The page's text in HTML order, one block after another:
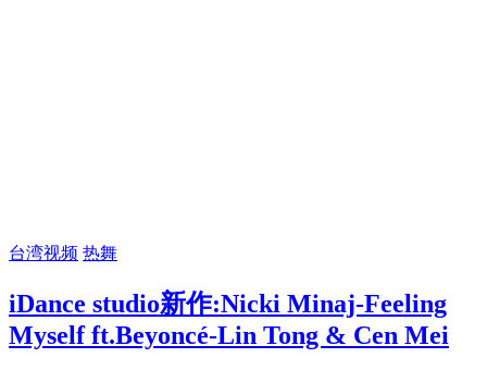
台湾视频 热舞
iDance studio新作:Nicki Minaj-Feeling
Myself ft.Beyoncé-Lin Tong & Cen Mei